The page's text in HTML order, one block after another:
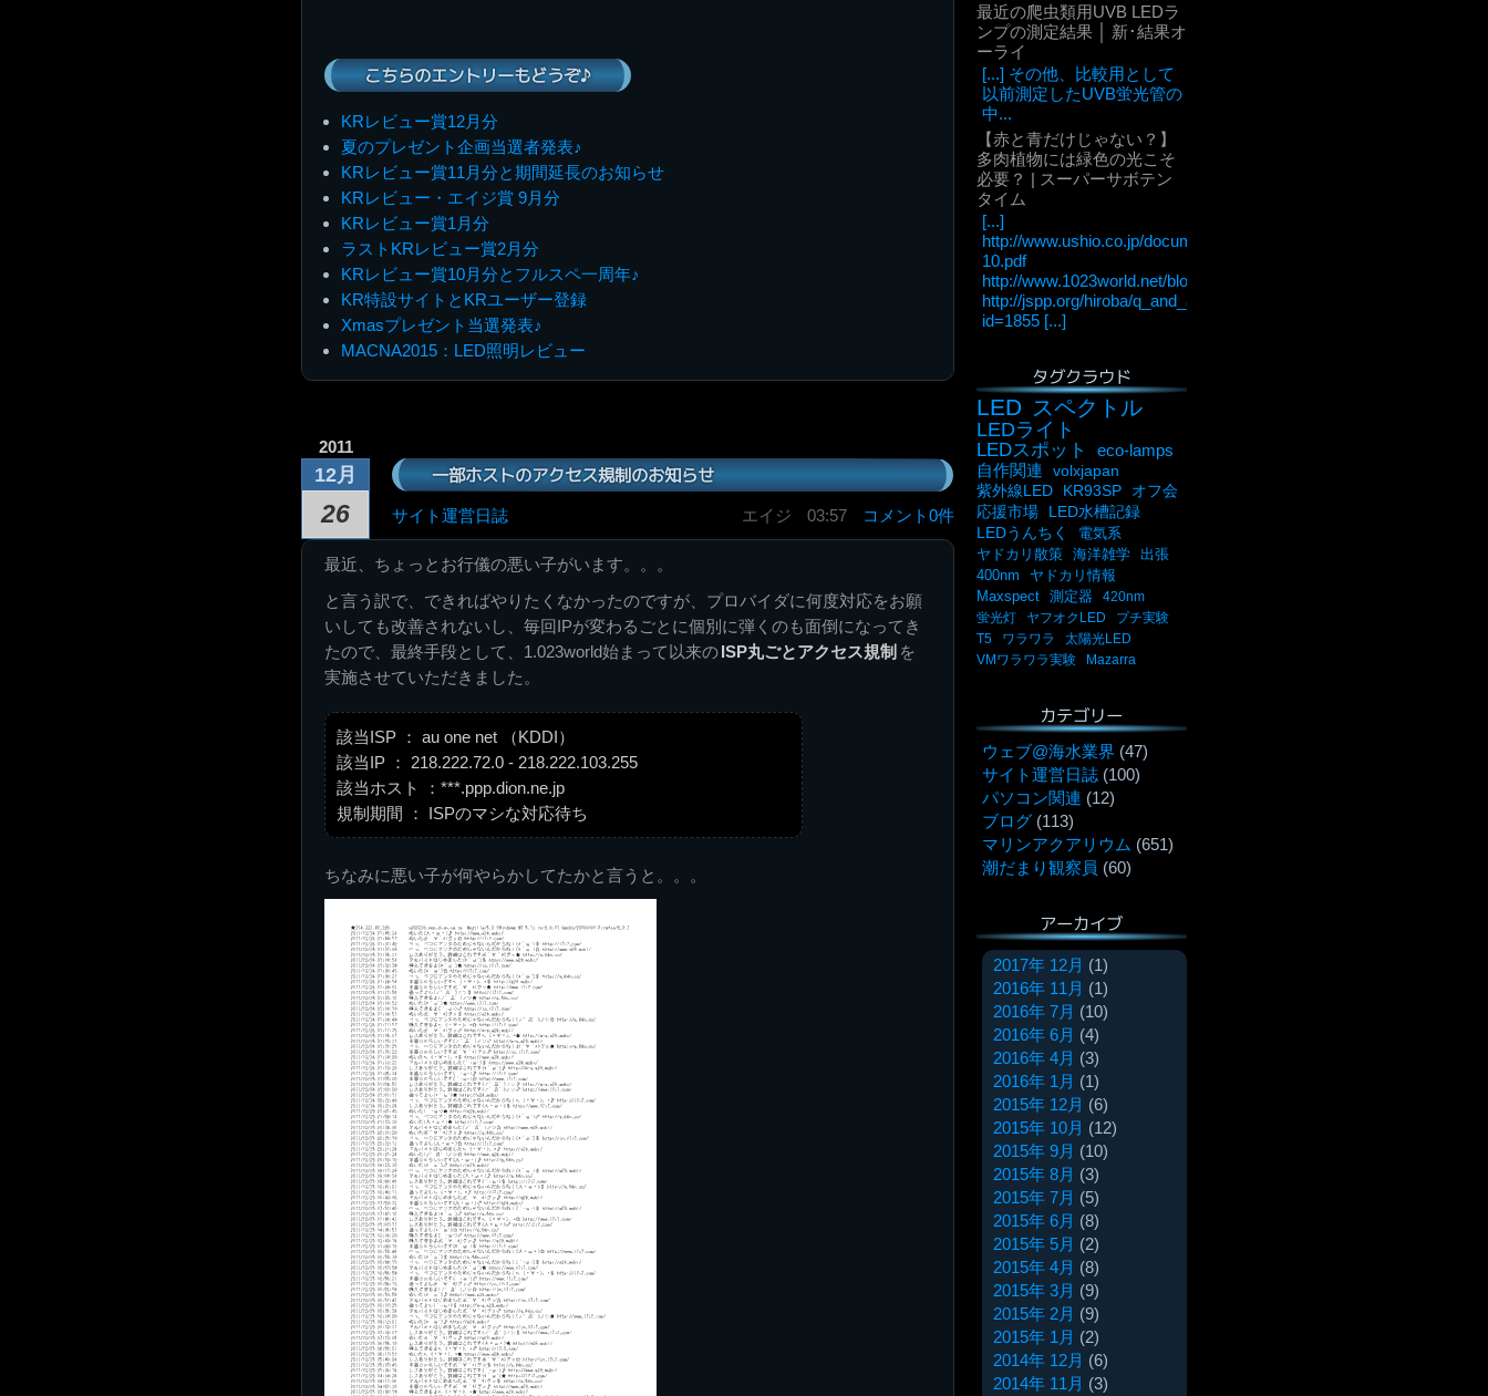
こちらのエントリーもどうぞ♪
KRレビュー賞12月分
夏のプレゼント企画当選者発表♪
KRレビュー賞11月分と期間延長のお知らせ
KRレビュー・エイジ賞 9月分
KRレビュー賞1月分
ラストKRレビュー賞2月分
KRレビュー賞10月分とフルスペ一周年♪
KR特設サイトとKRユーザー登録
Xmasプレゼント当選発表♪
MACNA2015：LED照明レビュー
2011
12月
26
一部ホストのアクセス規制のお知らせ
サイト運営日誌 エイジ 03:57 コメント0件
最近、ちょっとお行儀の悪い子がいます。。。
と言う訳で、できればやりたくなかったのですが、プロバイダに何度対応をお願
いしても改善されないし、毎回IPが変わるごとに個別に弾くのも面倒になってき
たので、最終手段として、1.023world始まって以来のISP丸ごとアクセス規制 を
実施させていただきました。
該当ISP ： au one net （KDDI）
該当IP ： 218.222.72.0 - 218.222.103.255
該当ホスト ：***.ppp.dion.ne.jp
規制期間 ： ISPのマシな対応待ち
ちなみに悪い子が何やらかしてたかと言うと。。。
最近の爬虫類用UVB LEDラ
ンプの測定結果 │ 新･結果オ
ーライ
[...] その他、比較用として
以前測定したUVB蛍光管の
中...
【赤と青だけじゃない？】
多肉植物には緑色の光こそ
必要？ | スーパーサボテン
タイム
[...]
http://www.ushio.co.jp/documents/technology/lightedge/lightedge_36/
10.pdf
http://www.1023world.net/blog/
http://jspp.org/hiroba/q_and_a/detail.html?
id=1855 [...]
タグクラウド
LED スペクトル
LEDライト
LEDスポット
eco-lamps
自作関連
volxjapan
紫外線LED
KR93SP
オフ会
応援市場
LED水槽記録
LEDうんちく
電気系
ヤドカリ散策 海洋雑学 出張
400nm
ヤドカリ情報
Maxspect
測定器
420nm
蛍光灯
ヤフオクLED
プチ実験
T5
ワラワラ
太陽光LED
VMワラワラ実験
Mazarra
カテゴリー
ウェブ@海水業界 (47)
サイト運営日誌 (100)
パソコン関連 (12)
ブログ (113)
マリンアクアリウム (651)
潮だまり観察員 (60)
アーカイブ
2017年 12月 (1)
2016年 11月 (1)
2016年 7月 (10)
2016年 6月 (4)
2016年 4月 (3)
2016年 1月 (1)
2015年 12月 (6)
2015年 10月 (12)
2015年 9月 (10)
2015年 8月 (3)
2015年 7月 (5)
2015年 6月 (8)
2015年 5月 (2)
2015年 4月 (8)
2015年 3月 (9)
2015年 2月 (9)
2015年 1月 (2)
2014年 12月 (6)
2014年 11月 (3)